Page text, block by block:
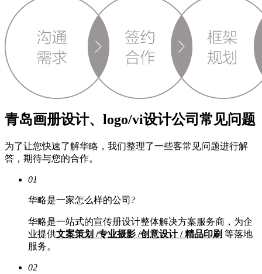
青岛画册设计、logo/vi设计公司常见问题
为了让您快速了解华略，我们整理了一些客常见问题进行解
答，期待与您的合作。
01
华略是一家怎么样的公司?
华略是一站式的宣传册设计整体解决方案服务商，为企
业提供文案策划 /专业摄影 /创意设计 / 精品印刷 等落地
服务。
02